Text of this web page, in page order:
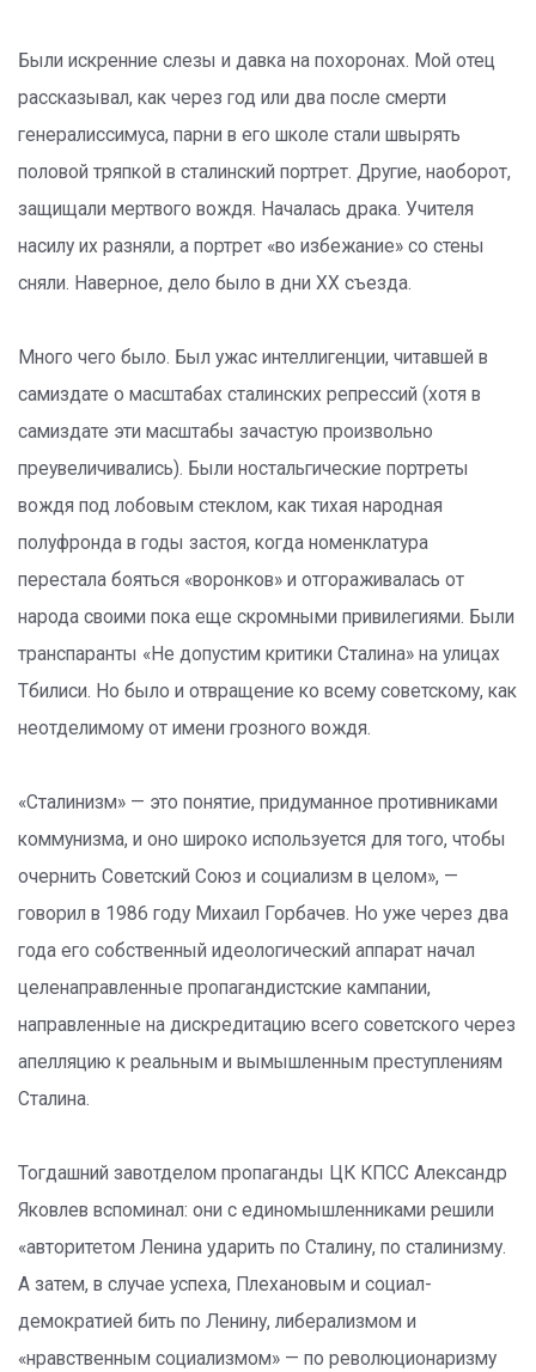
Были искренние слезы и давка на похоронах. Мой отец
рассказывал, как через год или два после смерти
генералиссимуса, парни в его школе стали швырять
половой тряпкой в сталинский портрет. Другие, наоборот,
защищали мертвого вождя. Началась драка. Учителя
насилу их разняли, а портрет «во избежание» со стены
сняли. Наверное, дело было в дни ХХ съезда.
Много чего было. Был ужас интеллигенции, читавшей в
самиздате о масштабах сталинских репрессий (хотя в
самиздате эти масштабы зачастую произвольно
преувеличивались). Были ностальгические портреты
вождя под лобовым стеклом, как тихая народная
полуфронда в годы застоя, когда номенклатура
перестала бояться «воронков» и отгораживалась от
народа своими пока еще скромными привилегиями. Были
транспаранты «Не допустим критики Сталина» на улицах
Тбилиси. Но было и отвращение ко всему советскому, как
неотделимому от имени грозного вождя.
«Сталинизм» — это понятие, придуманное противниками
коммунизма, и оно широко используется для того, чтобы
очернить Советский Союз и социализм в целом», —
говорил в 1986 году Михаил Горбачев. Но уже через два
года его собственный идеологический аппарат начал
целенаправленные пропагандистские кампании,
направленные на дискредитацию всего советского через
апелляцию к реальным и вымышленным преступлениям
Сталина.
Тогдашний завотделом пропаганды ЦК КПСС Александр
Яковлев вспоминал: они с единомышленниками решили
«авторитетом Ленина ударить по Сталину, по сталинизму.
А затем, в случае успеха, Плехановым и социал-
демократией бить по Ленину, либерализмом и
«нравственным социализмом» — по революционаризму